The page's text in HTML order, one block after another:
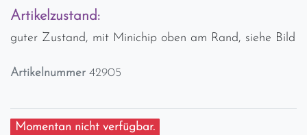
Artikelzustand:
guter Zustand, mit Minichip oben am Rand, siehe Bild
Artikelnummer 42905
Momentan nicht verfügbar.